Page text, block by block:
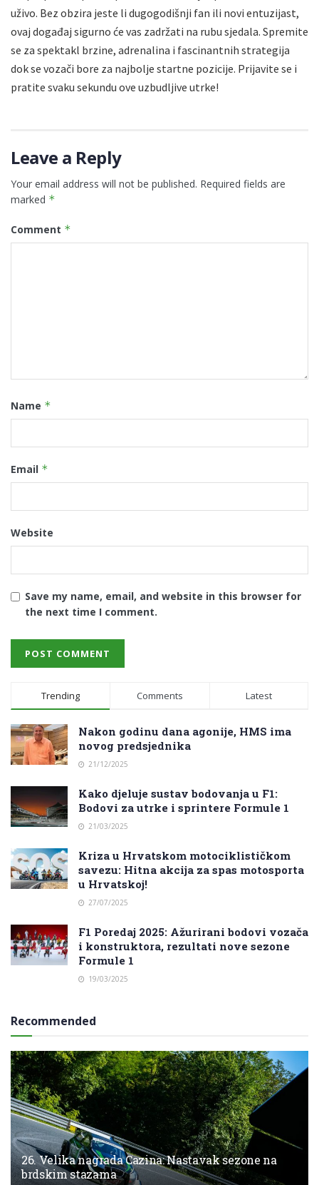
uživo. Bez obzira jeste li dugogodišnji fan ili novi entuzijast,
ovaj događaj sigurno će vas zadržati na rubu sjedala. Spremite
se za spektakl brzine, adrenalina i fascinantnih strategija
dok se vozači bore za najbolje startne pozicije. Prijavite se i
pratite svaku sekundu ove uzbudljive utrke!
Leave a Reply
Your email address will not be published. Required fields are
marked *
Comment *
Name *
Email *
Website
Save my name, email, and website in this browser for
the next time I comment.
Trending Comments Latest
Nakon godinu dana agonije, HMS ima
novog predsjednika
21/12/2025
Kako djeluje sustav bodovanja u F1:
Bodovi za utrke i sprintere Formule 1
21/03/2025
Kriza u Hrvatskom motociklističkom
savezu: Hitna akcija za spas motosporta
u Hrvatskoj!
27/07/2025
F1 Poredaj 2025: Ažurirani bodovi vozača
i konstruktora, rezultati nove sezone
Formule 1
19/03/2025
Recommended
26. Velika nagrada Cazina: Nastavak sezone na
brdskim stazama